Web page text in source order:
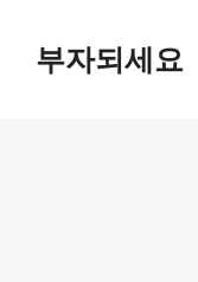
부자되세요